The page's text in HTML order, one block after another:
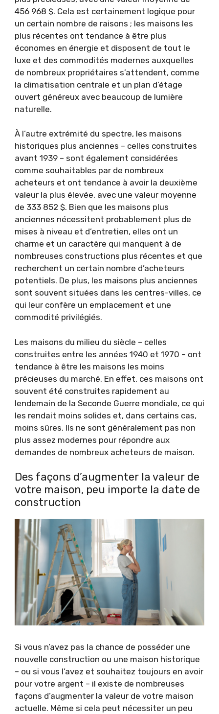
456 968 $. Cela est certainement logique pour
un certain nombre de raisons ; les maisons les
plus récentes ont tendance à être plus
économes en énergie et disposent de tout le
luxe et des commodités modernes auxquelles
de nombreux propriétaires s’attendent, comme
la climatisation centrale et un plan d’étage
ouvert généreux avec beaucoup de lumière
naturelle.
À l’autre extrémité du spectre, les maisons
historiques plus anciennes – celles construites
avant 1939 – sont également considérées
comme souhaitables par de nombreux
acheteurs et ont tendance à avoir la deuxième
valeur la plus élevée, avec une valeur moyenne
de 333 852 $. Bien que les maisons plus
anciennes nécessitent probablement plus de
mises à niveau et d’entretien, elles ont un
charme et un caractère qui manquent à de
nombreuses constructions plus récentes et que
recherchent un certain nombre d’acheteurs
potentiels. De plus, les maisons plus anciennes
sont souvent situées dans les centres-villes, ce
qui leur confère un emplacement et une
commodité privilégiés.
Les maisons du milieu du siècle – celles
construites entre les années 1940 et 1970 – ont
tendance à être les maisons les moins
précieuses du marché. En effet, ces maisons ont
souvent été construites rapidement au
lendemain de la Seconde Guerre mondiale, ce qui
les rendait moins solides et, dans certains cas,
moins sûres. Ils ne sont généralement pas non
plus assez modernes pour répondre aux
demandes de nombreux acheteurs de maison.
Des façons d’augmenter la valeur de
votre maison, peu importe la date de
construction
Si vous n’avez pas la chance de posséder une
nouvelle construction ou une maison historique
– ou si vous l’avez et souhaitez toujours en avoir
pour votre argent – ​​il existe de nombreuses
façons d’augmenter la valeur de votre maison
actuelle. Même si cela peut nécessiter un peu